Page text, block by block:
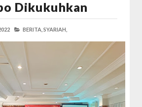
Dikukuhkan
BERITA, SYARIAH,